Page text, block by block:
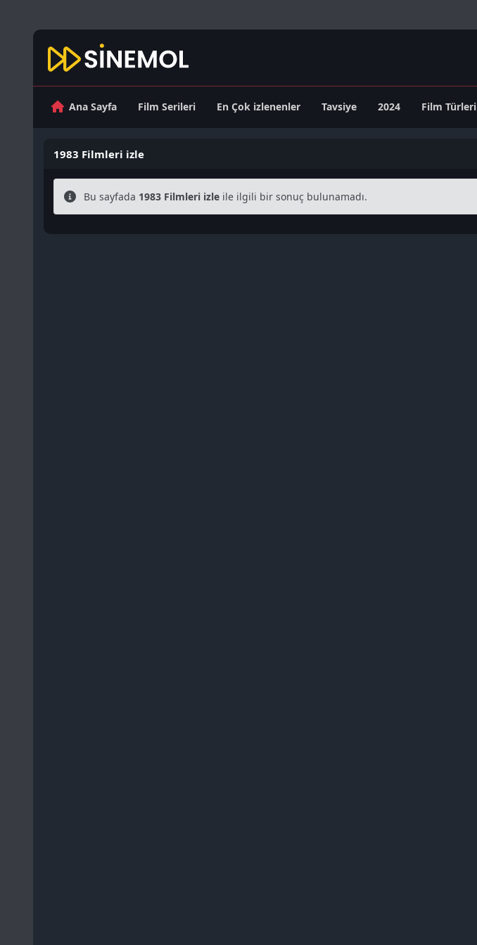
Ana Sayfa Film Serileri En Çok izlenenler Tavsiye 2024 Film Türleri
1983 Filmleri izle
Bu sayfada 1983 Filmleri izleile ilgili bir sonuç bulunamadı.